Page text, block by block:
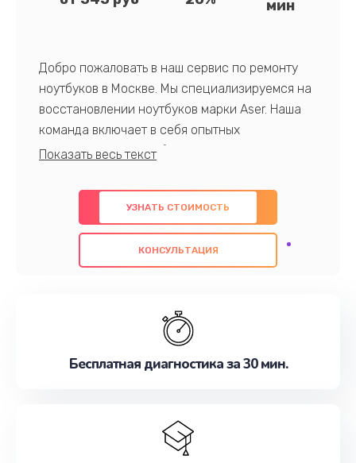
мин
Добро пожаловать в наш сервис по ремонту
ноутбуков в Москве. Мы специализируемся на
восстановлении ноутбуков марки Aser. Наша
команда включает в себя опытных
профессионалов с обширными знаниями и
предлагаем быстрый и качественный ремонт с
использованием оригинальных компонентов, а
также гарантируем качество всех
проведенных работ. Наша цель - предоставить
наилучшим образом. Не медлите записаться на
УЗНАТЬ СТОИМОСТЬ
КОНСУЛЬТАЦИЯ
Бесплатная диагностика за 30 мин.